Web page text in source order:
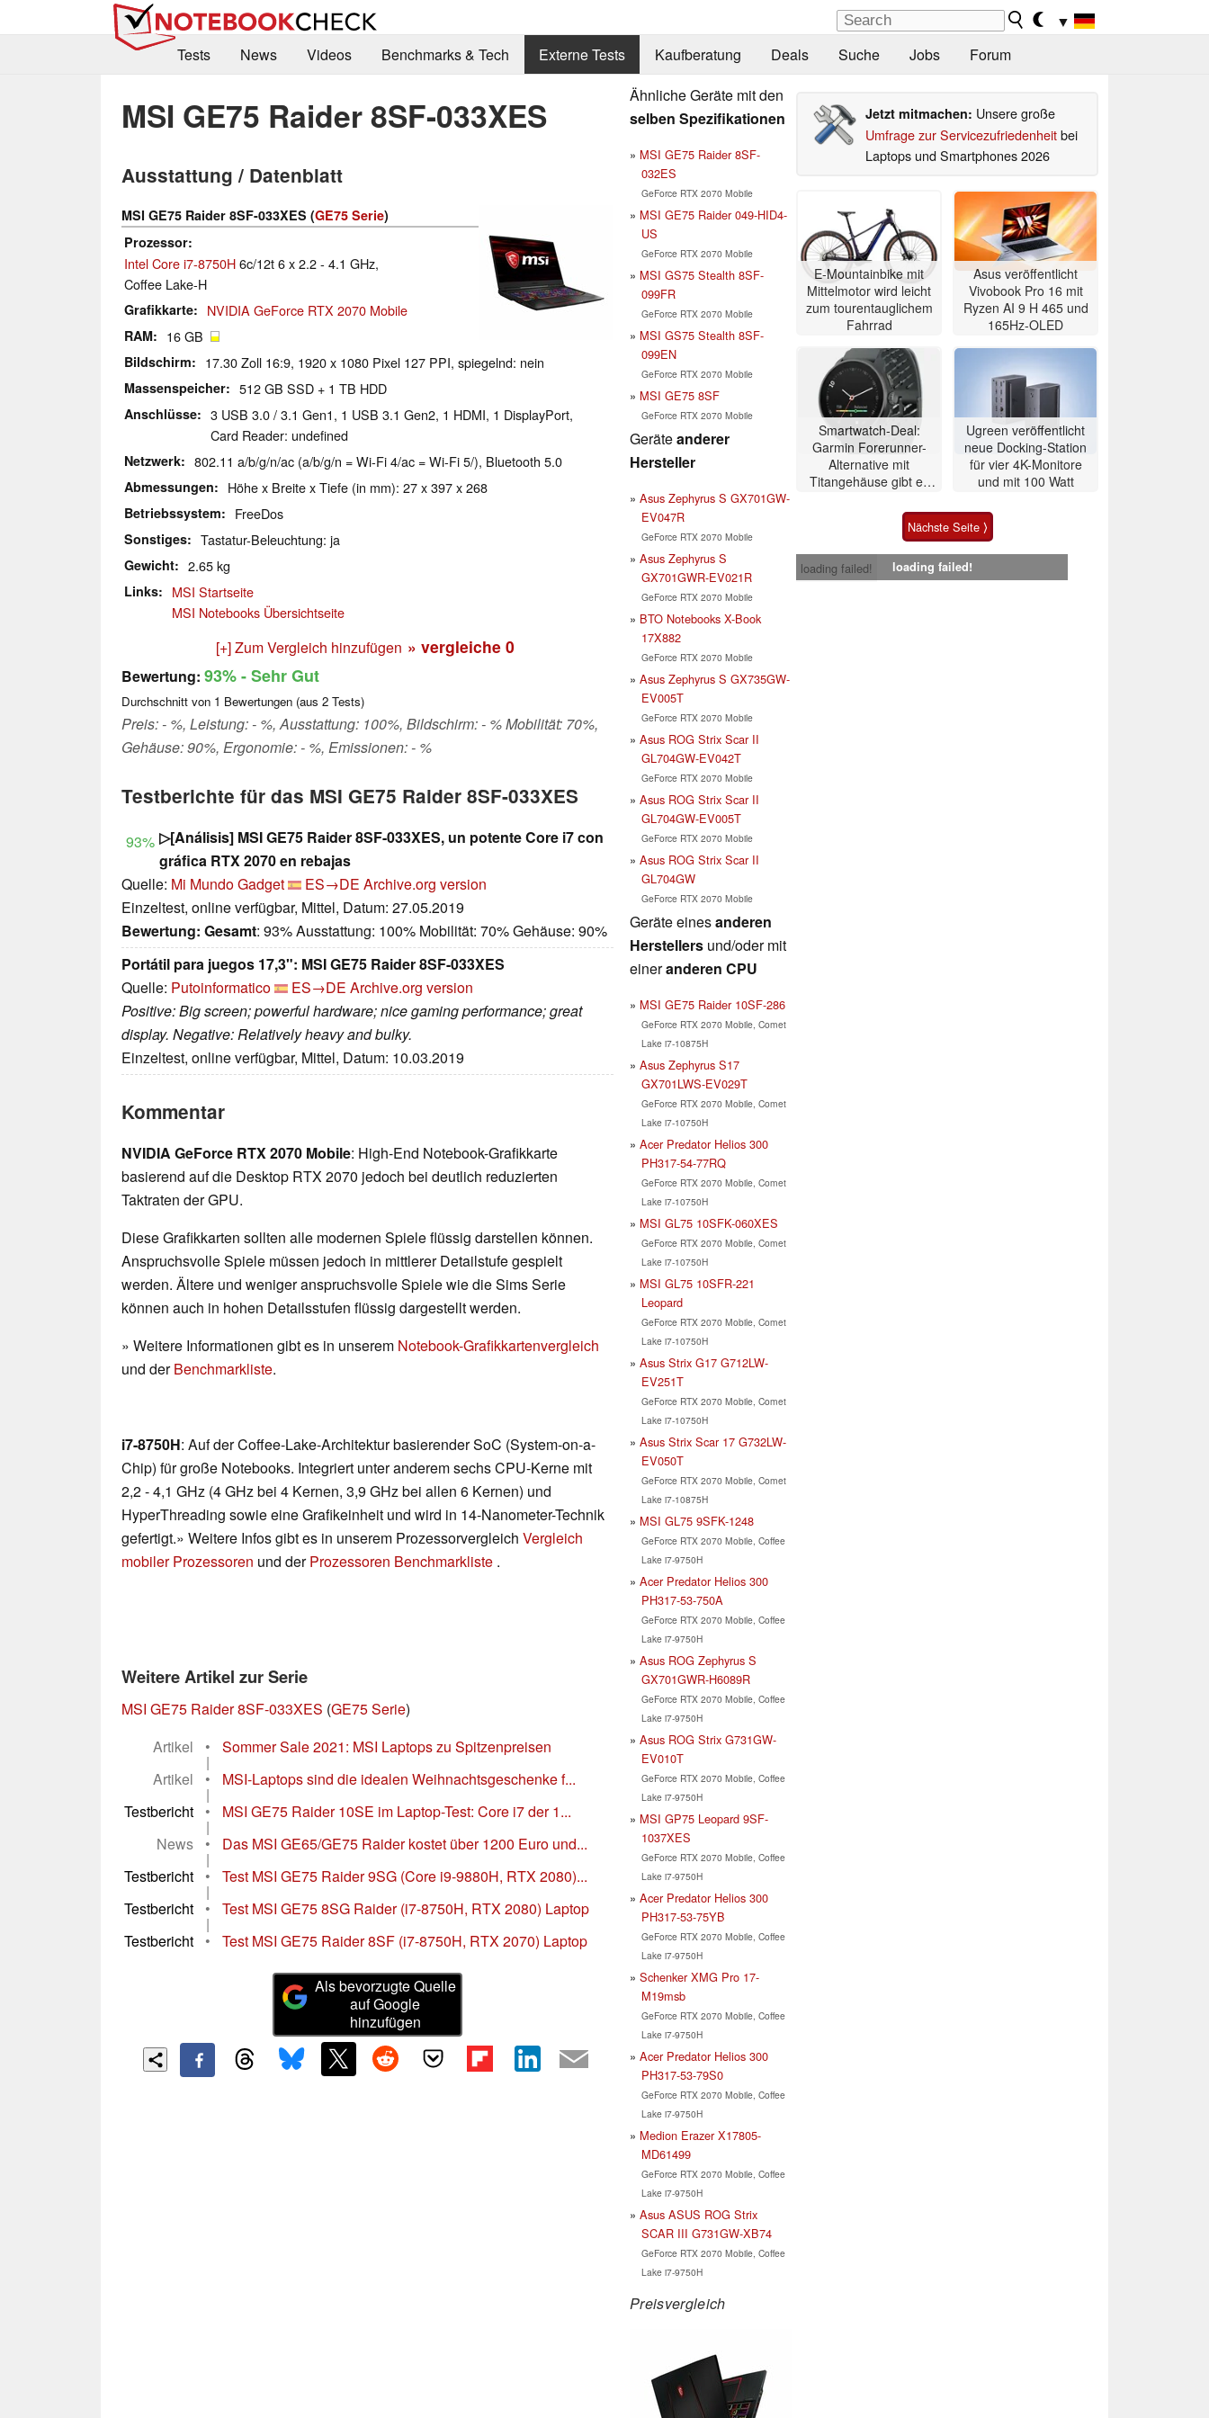
▼
Tests
News Videos Benchmarks & Tech Externe Tests Kaufberatung Deals Suche Jobs Forum
MSI GE75 Raider 8SF-033XES
Ausstattung / Datenblatt
MSI GE75 Raider 8SF-033XES (GE75 Serie)
Prozessor
Intel Core i7-8750H6c/12t 6 x 2.2 - 4.1 GHz,
Coffee Lake-H
Grafikkarte NVIDIA GeForce RTX 2070 Mobile
RAM 16 GB
Bildschirm 17.30 Zoll 16:9, 1920 x 1080 Pixel 127 PPI, spiegelnd: nein
Massenspeicher 512 GB SSD + 1 TB HDD
Anschlüsse
3 USB 3.0 / 3.1 Gen1, 1 USB 3.1 Gen2, 1 HDMI, 1 DisplayPort,
Card Reader: undefined
Netzwerk 802.11 a/b/g/n/ac (a/b/g/n = Wi-Fi 4/ac = Wi-Fi 5/), Bluetooth 5.0
Abmessungen Höhe x Breite x Tiefe (in mm): 27 x 397 x 268
Betriebssystem FreeDos
Sonstiges Tastatur-Beleuchtung: ja
Gewicht 2.65 kg
Links
MSI Startseite
MSI Notebooks Übersichtseite
[+] Zum Vergleich hinzufügen » vergleiche 0
Bewertung: 93%- Sehr Gut
Durchschnitt von 1 Bewertungen (aus 2 Tests)
Preis: - %, Leistung: - %, Ausstattung: 100%, Bildschirm: - % Mobilität: 70%,
Gehäuse: 90%, Ergonomie: - %, Emissionen: - %
Testberichte für das MSI GE75 Raider 8SF-033XES
93% ▷[Análisis] MSI GE75 Raider 8SF-033XES, un potente Core i7 con
gráfica RTX 2070 en rebajas
Quelle: Mi Mundo Gadget ES→DE Archive.org version
Einzeltest, online verfügbar, Mittel, Datum: 27.05.2019
Bewertung: Gesamt: 93% Ausstattung: 100% Mobilität: 70% Gehäuse: 90%
Portátil para juegos 17,3": MSI GE75 Raider 8SF-033XES
Quelle: Putoinformatico ES→DE Archive.org version
Positive: Big screen; powerful hardware; nice gaming performance; great
display. Negative: Relatively heavy and bulky.
Einzeltest, online verfügbar, Mittel, Datum: 10.03.2019
Kommentar
NVIDIA GeForce RTX 2070 Mobile: High-End Notebook-Grafikkarte
basierend auf die Desktop RTX 2070 jedoch bei deutlich reduzierten
Taktraten der GPU.
Diese Grafikkarten sollten alle modernen Spiele flüssig darstellen können.
Anspruchsvolle Spiele müssen jedoch in mittlerer Detailstufe gespielt
werden. Ältere und weniger anspruchsvolle Spiele wie die Sims Serie
können auch in hohen Detailsstufen flüssig dargestellt werden.
» Weitere Informationen gibt es in unserem Notebook-Grafikkartenvergleich
und derBenchmarkliste.
i7-8750H: Auf der Coffee-Lake-Architektur basierender SoC (System-on-a-
Chip) für große Notebooks. Integriert unter anderem sechs CPU-Kerne mit
2,2 - 4,1 GHz (4 GHz bei 4 Kernen, 3,9 GHz bei allen 6 Kernen) und
HyperThreading sowie eine Grafikeinheit und wird in 14-Nanometer-Technik
gefertigt.» Weitere Infos gibt es in unserem Prozessorvergleich Vergleich
mobiler Prozessoren und derProzessoren Benchmarkliste .
Weitere Artikel zur Serie
MSI GE75 Raider 8SF-033XES (GE75 Serie)
Artikel
• Sommer Sale 2021: MSI Laptops zu Spitzenpreisen
|
Artikel
• MSI-Laptops sind die idealen Weihnachtsgeschenke f...
|
Testbericht
• MSI GE75 Raider 10SE im Laptop-Test: Core i7 der 1...
|
News
• Das MSI GE65/GE75 Raider kostet über 1200 Euro und...
|
Testbericht
• Test MSI GE75 Raider 9SG (Core i9-9880H, RTX 2080)...
|
Testbericht
• Test MSI GE75 8SG Raider (i7-8750H, RTX 2080) Laptop
|
Testbericht
• Test MSI GE75 Raider 8SF (i7-8750H, RTX 2070) Laptop
Als bevorzugte Quelle
auf Google
hinzufügen
Ähnliche Geräte mit den
selben Spezifikationen
MSI GE75 Raider 8SF-
032ES
GeForce RTX 2070 Mobile
MSI GE75 Raider 049-HID4-
US
GeForce RTX 2070 Mobile
MSI GS75 Stealth 8SF-
099FR
GeForce RTX 2070 Mobile
MSI GS75 Stealth 8SF-
099EN
GeForce RTX 2070 Mobile
MSI GE75 8SF
GeForce RTX 2070 Mobile
Geräteanderer
Hersteller
Asus Zephyrus S GX701GW-
EV047R
GeForce RTX 2070 Mobile
Asus Zephyrus S
GX701GWR-EV021R
GeForce RTX 2070 Mobile
BTO Notebooks X-Book
17X882
GeForce RTX 2070 Mobile
Asus Zephyrus S GX735GW-
EV005T
GeForce RTX 2070 Mobile
Asus ROG Strix Scar II
GL704GW-EV042T
GeForce RTX 2070 Mobile
Asus ROG Strix Scar II
GL704GW-EV005T
GeForce RTX 2070 Mobile
Asus ROG Strix Scar II
GL704GW
GeForce RTX 2070 Mobile
Geräte einesanderen
Herstellers und/oder mit
eineranderen CPU
MSI GE75 Raider 10SF-286
GeForce RTX 2070 Mobile, Comet
Lake i7-10875H
Asus Zephyrus S17
GX701LWS-EV029T
GeForce RTX 2070 Mobile, Comet
Lake i7-10750H
Acer Predator Helios 300
PH317-54-77RQ
GeForce RTX 2070 Mobile, Comet
Lake i7-10750H
MSI GL75 10SFK-060XES
GeForce RTX 2070 Mobile, Comet
Lake i7-10750H
MSI GL75 10SFR-221
Leopard
GeForce RTX 2070 Mobile, Comet
Lake i7-10750H
Asus Strix G17 G712LW-
EV251T
GeForce RTX 2070 Mobile, Comet
Lake i7-10750H
Asus Strix Scar 17 G732LW-
EV050T
GeForce RTX 2070 Mobile, Comet
Lake i7-10875H
MSI GL75 9SFK-1248
GeForce RTX 2070 Mobile, Coffee
Lake i7-9750H
Acer Predator Helios 300
PH317-53-750A
GeForce RTX 2070 Mobile, Coffee
Lake i7-9750H
Asus ROG Zephyrus S
GX701GWR-H6089R
GeForce RTX 2070 Mobile, Coffee
Lake i7-9750H
Asus ROG Strix G731GW-
EV010T
GeForce RTX 2070 Mobile, Coffee
Lake i7-9750H
MSI GP75 Leopard 9SF-
1037XES
GeForce RTX 2070 Mobile, Coffee
Lake i7-9750H
Acer Predator Helios 300
PH317-53-75YB
GeForce RTX 2070 Mobile, Coffee
Lake i7-9750H
Schenker XMG Pro 17-
M19msb
GeForce RTX 2070 Mobile, Coffee
Lake i7-9750H
Acer Predator Helios 300
PH317-53-79S0
GeForce RTX 2070 Mobile, Coffee
Lake i7-9750H
Medion Erazer X17805-
MD61499
GeForce RTX 2070 Mobile, Coffee
Lake i7-9750H
Asus ASUS ROG Strix
SCAR III G731GW-XB74
GeForce RTX 2070 Mobile, Coffee
Lake i7-9750H
Preisvergleich
Jetzt mitmachen: Unsere große
Umfrage zur Servicezufriedenheitbei
Laptops und Smartphones 2026
E-Mountainbike mit
Mittelmotor wird leicht
zum tourentauglichem
Fahrrad
Asus veröffentlicht
Vivobook Pro 16 mit
Ryzen AI 9 H 465 und
165Hz-OLED
Smartwatch-Deal:
Garmin Forerunner-
Alternative mit
Titangehäuse gibt es
Ugreen veröffentlicht
neue Docking-Station
für vier 4K-Monitore
und mit 100 Watt
Nächste Seite ⟩
loading failed! loading failed!